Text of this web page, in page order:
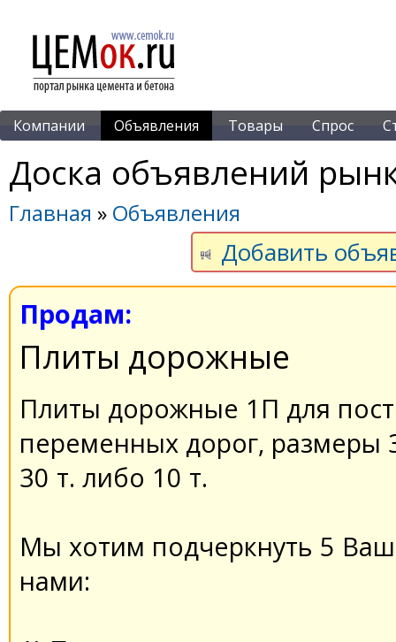
Компании Объявления Товары Спрос
Доска объявлений
Главная » Объявления
Добавить
Продам:
Плиты дорожные
Плиты дорожные 1П для
переменных дорог, размеры
30 т. либо 10 т.
Мы хотим подчеркнуть 5
нами: